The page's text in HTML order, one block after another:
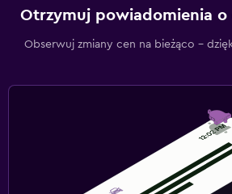
Otrzymuj powiadomienia o
Obserwuj zmiany cen na bieżąco –